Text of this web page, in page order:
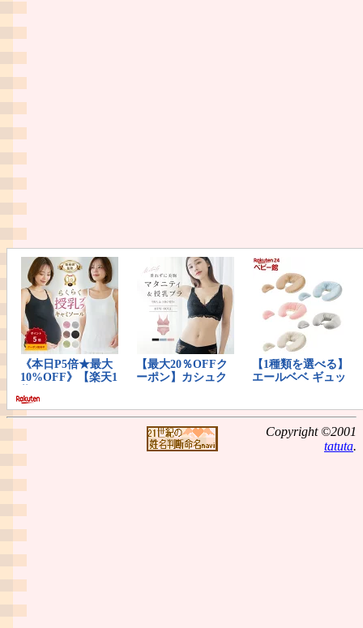
Copyright ©2001
tatuta.